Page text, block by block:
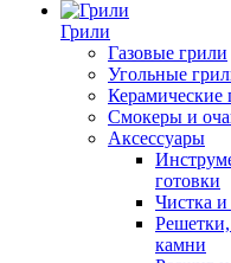
Грили
Газовые грили
Угольные
Керамические
Смокеры и
Аксессуары
готовки
Чистка и
камни